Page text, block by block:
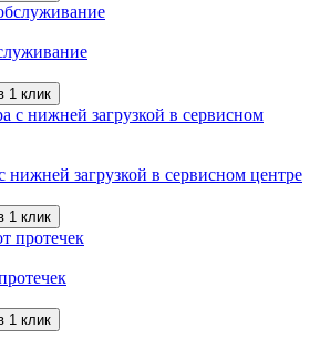
1 клик
нижней загрузкой в сервисном центре
1 клик
1 клик